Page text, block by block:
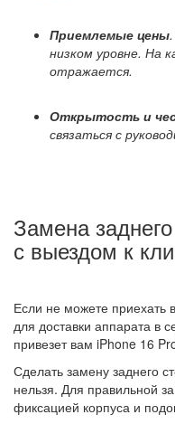
Приемлемые цены
низком уровне. На
отражается.
Открытость и
связаться с
Замена
с выездом к
Если не можете приехать
для доставки аппарата в
привезет вам iPhone 16
Сделать замену заднего
нельзя. Для правильной
фиксацией корпуса и